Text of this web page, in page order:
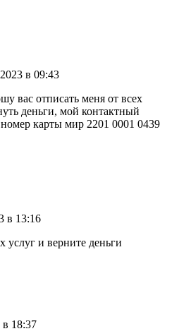
в 09:43
вас отписать меня от всех
деньги, мой контактный
карты мир 2201 0001 0439
в 13:16
и верните деньги
в 18:37